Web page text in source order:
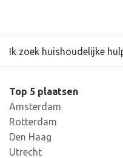
Ik zoek huishoudelijke
Top 5 plaatsen
Amsterdam
Rotterdam
Den Haag
Utrecht